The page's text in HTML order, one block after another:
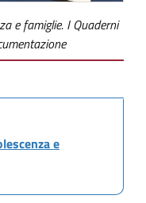
e famiglie. I Quaderni
e